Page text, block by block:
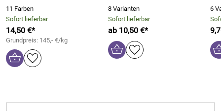
11 Farben
Sofort lieferbar
14,50 €*
Grundpreis: 145,- €/kg
8 Varianten
Sofort lieferbar
ab 10,50 €*
6